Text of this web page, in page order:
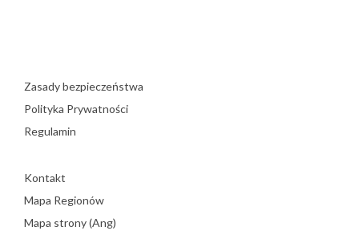
Zasady bezpieczeństwa
Polityka Prywatności
Regulamin
Kontakt
Mapa Regionów
Mapa strony (Ang)